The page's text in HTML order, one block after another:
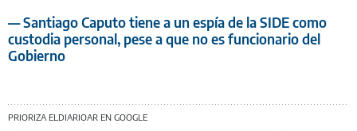
— Santiago Caputo tiene a un espía de la SIDE como
custodia personal, pese a que no es funcionario del
Gobierno
PRIORIZA ELDIARIOAR EN GOOGLE